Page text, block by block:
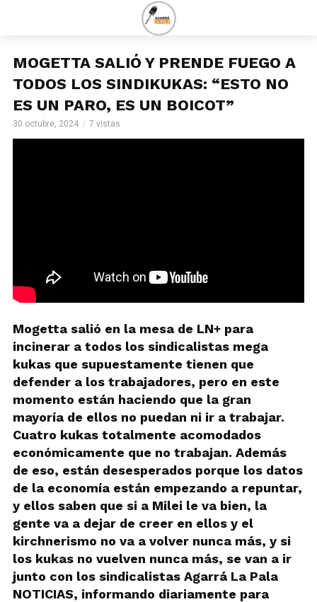
MOGETTA SALIÓ Y PRENDE FUEGO A
TODOS LOS SINDIKUKAS: “ESTO NO
ES UN PARO, ES UN BOICOT”
30 octubre, 2024 7 vistas
Mogetta salió en la mesa de LN+ para
incinerar a todos los sindicalistas mega
kukas que supuestamente tienen que
defender a los trabajadores, pero en este
momento están haciendo que la gran
mayoría de ellos no puedan ni ir a trabajar.
Cuatro kukas totalmente acomodados
económicamente que no trabajan. Además
de eso, están desesperados porque los datos
de la economía están empezando a repuntar,
y ellos saben que si a Milei le va bien, la
gente va a dejar de creer en ellos y el
kirchnerismo no va a volver nunca más, y si
los kukas no vuelven nunca más, se van a ir
junto con los sindicalistas Agarrá La Pala
NOTICIAS, informando diariamente para